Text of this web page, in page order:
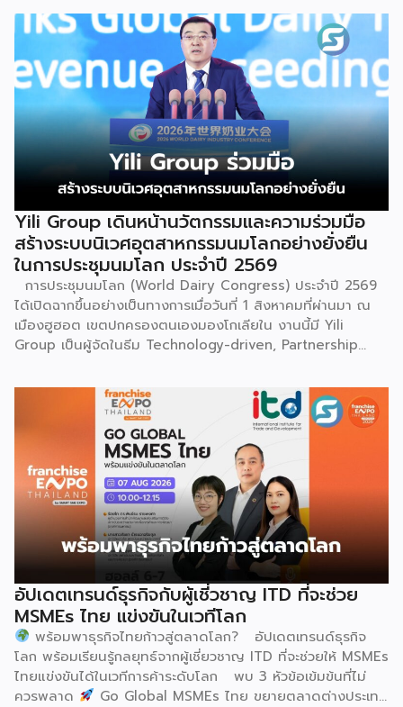
โจว” ซึ่งทรงคุณค่าเป็นยิ่งกว่าการแสดง เพราะทำหน้าที่จดบันทึก
ประวัติศาสตร์การอพยพย้ายถิ่นฐาน สะท้อนภูมิปัญญาทาง
วัฒนธรรมอันรุ่มรวย และตอกย้ำจิตวิญญาณอันแข็งแกร่งของ
ชนเผ่าเหมียวไว้ได้อย่างงดงาม ตำนานเล่าว่า ยามอพยพย้าย
ถิ่นฐานในอดีตกาล เส้นทางของชาวเหมียวต้องเผชิญกับเทือกเขา
สูงชันและพงหนามรกร้าง เพื่อเปิดทางให้เพื่อนพ้องเดินทางผ่าน
พงไพร เหล่าผู้กล้าหาญจึงใช้ร่างกายของตนกลิ้งทับพงหนาม
อย่างไม่เกรงกลัวเพื่อถางทางให้คนในเผ่า ด้วยเหตุนี้ คนรุ่นหลังจึง
ได้จำลองท่วงท่าการกลิ้งตัวดังกล่าวมาต่อยอดและรังสรรค์เป็น
ระบำลู่เซิงอันเป็นเอกลักษณ์ เพื่อรำลึกถึงความกล้าหาญและหยาด
เหงื่อแรงกายของบรรพบุรุษ โดยทุกท่วงท่าการกลิ้งตัวคือการ
คารวะต่อบรรพชน และทุกการกระโดดสะท้อนถึงจิตวิญญาณอัน
แรงกล้าของชนเผ่าเหมียว กุนซานจูถือเป็นหนึ่งในศิลปะการ
เต้นรำที่ปราบเซียนและท้าทายที่สุดของชนเผ่าเหมียว ผู้แสดงจะ
สวมเสื้อนอกสีขาวปักลายอันประณีต และสวมหมวกขนไก่ฟ้า
พร้อมบรรเลงลู่เซิงแบบ 6 ท่อ จุดที่ท้าทายที่สุดคือเสียงเพลงจะ
ต้องพลิ้วไหวอย่างต่อเนื่อง นักเต้นจึงต้องเป่าลู่เซิงอย่าง
สม่ำเสมอโดยไม่สะดุด แม้ในยามที่ต้องโลดโผนด้วยท่วงท่าที่ยาก
ผ่านชามใส่น้ำที่วางเรียงเอาไว้ โดยต้องทรงตัวด้วยความแม่นยำ
อย่างน่าอัศจรรย์ พร้อมรังสรรค์ลีลาท่ารำอันตื่นตาตื่นใจ ไม่ว่าจะ
เป็นท่านางแอ่นบิน พีระมิดมนุษย์ หรือท่ามังกรพลิกกาย การ
ผสานท่วงทำนอง การเคลื่อนไหว ลมหายใจ และพละกำลังเข้าด้วย
กันอย่างสมบูรณ์แบบนี้เอง ที่หล่อหลอมให้เกิดเป็นสุนทรียศาสตร์
อันเป็นเอกลักษณ์ของศิลปะโบราณชนิดนี้ นับตั้งแต่คริสต์
ทศวรรษ 1990 เป็นต้นมา กุนซานจูได้รับการยอมรับอย่างกว้าง
ขวางทั้งในและต่างประเทศ […]
Yili Group เดินหน้านวัตกรรมและความร่วมมือ
สร้างระบบนิเวศอุตสาหกรรมนมโลกอย่างยั่งยืน
ในการประชุมนมโลก ประจำปี 2569
การประชุมนมโลก (World Dairy Congress) ประจำปี 2569
ได้เปิดฉากขึ้นอย่างเป็นทางการเมื่อวันที่ 1 สิงหาคมที่ผ่านมา ณ
เมืองฮูฮอต เขตปกครองตนเองมองโกเลียใน งานนี้มี Yili
Group เป็นผู้จัดในธีม Technology-driven, Partnership
Ecosystem (ขับเคลื่อนด้วยเทคโนโลยี มุ่งกระชับความร่วมมือ
สร้างระบบนิเวศอุตสาหกรรมนมโลกอย่างยั่งยืน) ถือเป็นเวทีระดับ
โลกที่รวบรวมผู้นำจากสมาคมการค้านานาชาติ นักวิชาการ และผู้
บริหารระดับสูงตลอดห่วงโซ่คุณค่าของอุตสาหกรรมนมทั่วโลก
ฮูฮอตขึ้นแท่นเมืองหลวงแห่งอุตสาหกรรมนมโลกอย่างเป็น
ทางการ ในพิธีเปิดการประชุม สหพันธ์วิทยาศาสตร์และ
เทคโนโลยีการอาหารนานาชาติ (IUFoST) ได้มอบป้ายประกาศ
เกียรติคุณและรางวัลที่ระลึก เพื่อรับรองให้เมืองฮูฮอตดำรง
ตำแหน่ง World Dairy Capital หรือเมืองหลวงแห่ง
อุตสาหกรรมนมโลก อย่างเป็นทางการ ดร.ภาวิณี ชินะโชติ
ประธานบริหาร IUFoST กล่าวในพิธีเปิดว่า การมอบตำแหน่งดัง
กล่าวถือเป็นสัญญาณแห่งความสำเร็จที่สะท้อนความมุ่งมั่นทุ่มเท
ของเมืองฮูฮอตในการยกระดับอุตสาหกรรมนม พร้อมกล่าวเสริม
ว่า รางวัลอันทรงเกียรตินี้ยังมุ่งหวังให้เป็นแรงขับเคลื่อนแก่
องค์กรระดับแถวหน้าอย่าง Yili Group […]
อัปเดตเทรนด์ธุรกิจกับผู้เชี่วชาญ ITD ที่จะช่วย
MSMEs ไทย แข่งขันในเวทีโลก
พร้อมพาธุรกิจไทยก้าวสู่ตลาดโลก? อัปเดตเทรนด์ธุรกิจ
โลก พร้อมเรียนรู้กลยุทธ์จากผู้เชี่ยวชาญ ITD ที่จะช่วยให้ MSMEs
ไทยแข่งขันได้ในเวทีการค้าระดับโลก พบ 3 หัวข้อเข้มข้นที่ไม่
ควรพลาด
Go Global MSMEs ไทย ขยายตลาดต่างประเทศ